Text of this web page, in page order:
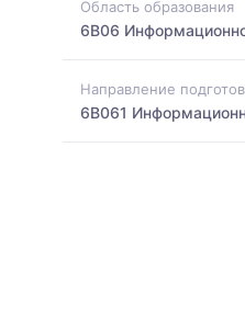
Область образования
6B06
Направление
6B061